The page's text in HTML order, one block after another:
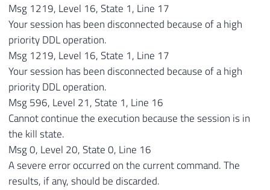
Msg 1219, Level 16, State 1, Line 17
Your session has been disconnected because of a high
priority DDL operation.
Msg 1219, Level 16, State 1, Line 17
Your session has been disconnected because of a high
priority DDL operation.
Msg 596, Level 21, State 1, Line 16
Cannot continue the execution because the session is in
the kill state.
Msg 0, Level 20, State 0, Line 16
A severe error occurred on the current command. The
results, if any, should be discarded.